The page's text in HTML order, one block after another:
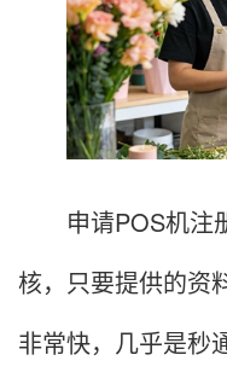
申请POS机注
核，只要提供的资
非常快，几乎是秒